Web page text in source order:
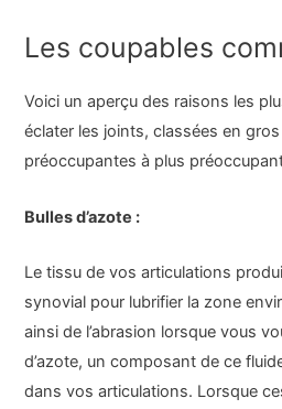
Les coupables
Voici un aperçu des raisons les
éclater les joints, classées en
préoccupantes à plus
Bulles d’azote :
Le tissu de vos articulations
synovial pour lubrifier la zone
ainsi de l’abrasion lorsque vous
d’azote, un composant de ce
dans vos articulations. Lorsque